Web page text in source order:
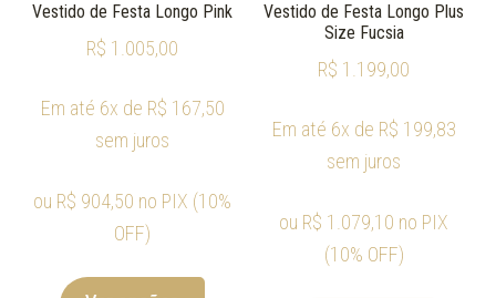
Vestido de Festa Longo Pink
R$ 1.005,00
Em até 6x de R$ 167,50
sem juros
ou R$ 904,50 no PIX (10%
OFF)
Vestido de Festa Longo Plus
Size Fucsia
R$ 1.199,00
Em até 6x de R$ 199,83
sem juros
ou R$ 1.079,10 no PIX
(10% OFF)